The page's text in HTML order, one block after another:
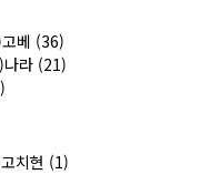
고베 (36)
나라 (21)
고치현 (1)